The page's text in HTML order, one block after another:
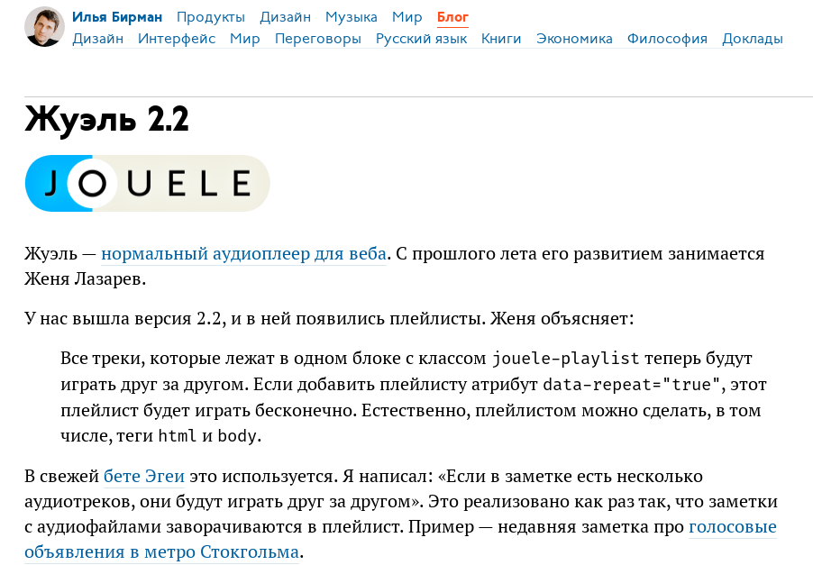
Илья Бирман Продукты Дизайн Музыка Мир Блог
Дизайн Интерфейс Мир Переговоры Русский язык Книги Экономика Философия Доклады
Жуэль 2.2
Жуэль —нормальный аудиоплеер для веба. С прошлого лета его развитием занимается
Женя Лазарев.
У нас вышла версия 2.2, и в ней появились плейлисты. Женя объясняет:
Все треки, которые лежат в одном блоке с классом jouele-playlist теперь будут
играть друг за другом. Если добавить плейлисту атрибут data-repeat="true", этот
плейлист будет играть бесконечно. Естественно, плейлистом можно сделать, в том
числе, теги html и body.
В свежейбете Эгеиэто используется. Я написал: «Если в заметке есть несколько
аудиотреков, они будут играть друг за другом». Это реализовано как раз так, что заметки
с аудиофайлами заворачиваются в плейлист. Пример — недавняя заметка проголосовые
объявления в метро Стокгольма.